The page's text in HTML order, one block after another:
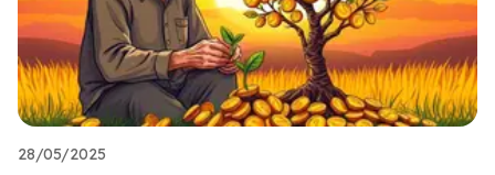
28/05/2025